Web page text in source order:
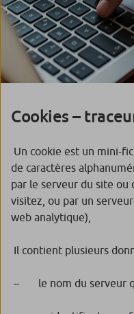
Cookies –
Un cookie est un mini-
de caractères
par le serveur du site ou
visitez, ou par un
web analytique),
Il contient plusieurs
– le nom du serveur